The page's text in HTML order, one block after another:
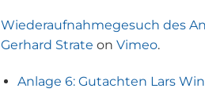
Wiederaufnahmegesuch des
Gerhard Strate on Vimeo.
Anlage 6: Gutachten Lars